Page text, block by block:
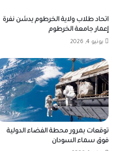
اتحاد طلاب ولاية الخرطوم يدشن نفرة
إعمار جامعة الخرطوم
يونيو 4, 2026
توقعات بمرور محطة الفضاء الدولية
فوق سماء السودان